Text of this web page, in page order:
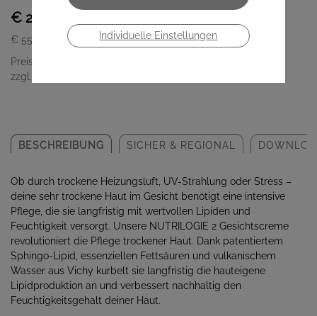
€ 27,85
€ 55,70
/ 100 ml
Preis inkl. MwSt.
zzgl. Versandkosten
BESCHREIBUNG SICHER & REGIONAL
Ob durch trockene Heizungsluft, UV-Strahlung oder Stress –
deine sehr trockene Haut im Gesicht benötigt eine intensive
Pflege, die sie langfristig mit wertvollen Lipiden und
Feuchtigkeit versorgt. Unsere NUTRILOGIE 2 Gesichtscreme
revolutioniert die Pflege trockener Haut. Dank patentiertem
Sphingo-Lipid, essenziellen Fettsäuren und vulkanischem
Wasser aus Vichy kurbelt sie langfristig die hauteigene
Lipidproduktion an und verbessert nachhaltig den
Feuchtigkeitsgehalt deiner Haut.
Individuelle Einstellungen